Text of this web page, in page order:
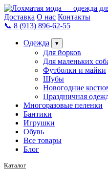
Доставка О нас Контакты
📞 8 (913) 896-62-55
Одежда ▾
Для йорков
Для маленьких
Футболки и майки
Шубы
Новогодние
Праздничная
Многоразовые пеленки
Бантики
Игрушки
Обувь
Все товары
Блог
Каталог